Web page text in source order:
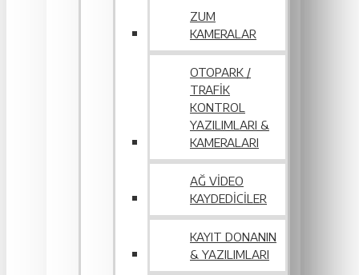
ZUM
KAMERALAR
OTOPARK /
TRAFIK
KONTROL
YAZILIMLARI &
KAMERALARI
AĞ VIDEO
KAYDEDICILER
KAYIT DONANIN
& YAZILIMLARI